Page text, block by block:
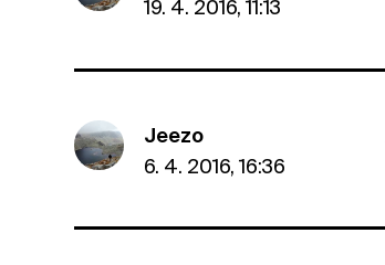
19. 4. 2016, 11:13
Jeezo
6. 4. 2016, 16:36